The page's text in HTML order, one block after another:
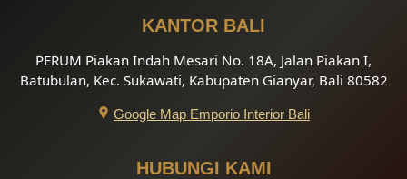
KANTOR BALI
PERUM Piakan Indah Mesari No. 18A, Jalan Piakan I,
Batubulan, Kec. Sukawati, Kabupaten Gianyar, Bali 80582
Google Map Emporio Interior Bali
HUBUNGI KAMI